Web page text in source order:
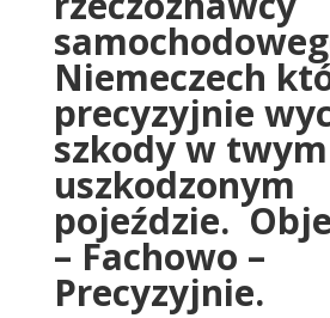
Niemeczech
precyzyjnie
szkody w twym
uszkodzonym
pojeździe.
– Fachowo –
Precyzyjnie.